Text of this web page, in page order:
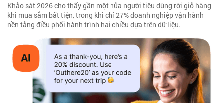
Khảo sát 2026 cho thấy gần một nửa người tiêu dùng rời giỏ hàng
khi mua sắm bất tiện, trong khi chỉ 27% doanh nghiệp vận hành
nền tảng điều phối hành trình hai chiều dựa trên dữ liệu.